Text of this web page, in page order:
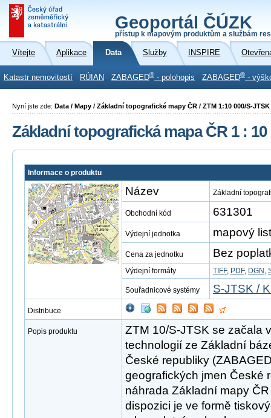
Geoportál ČÚZK
přístup k mapovým produktům a službám
Vítejte Aplikace Data Služby INSPIRE
Katastr nemovitostí RÚIAN ZABAGED® - polohopis ZABAGED® -
Nyní jste zde: Data / Mapy / Základní topografické mapy ČR / ZTM 1:10 000/S-JTSK
Základní topografická mapa ČR 1 : 10
Informace o produktu
Název Základní
Obchodní kód 631301
Výdejní jednotka mapový
Cena za jednotku Bez
Výdejní formáty TIFF, PDF, DGN ,
Souřadnicové systémy S-JTSK /
Distribuce
Popis produktu
ZTM 10/S-JTSK se začala
technologií ze Základní
České republiky
geografických jmen České
náhrada Základní mapy
dispozici je ve formě